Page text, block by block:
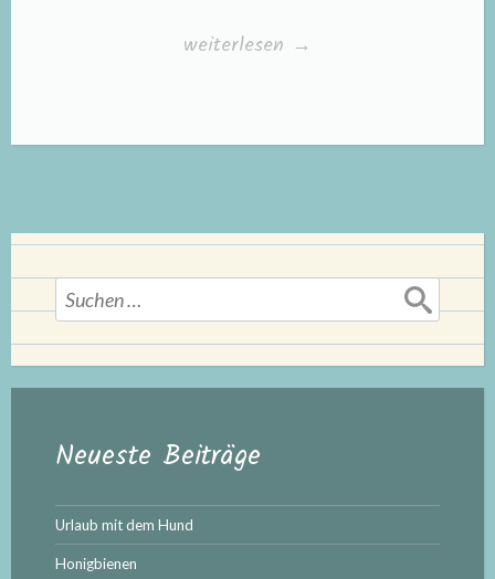
„Wie
haben
weiterlesen →
Suchen
nach:
Neueste Beiträge
Urlaub mit dem Hund
Honigbienen